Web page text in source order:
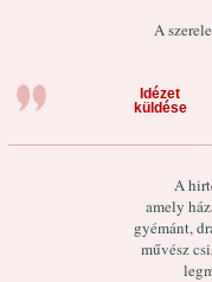
A
Idézet
küldése
A
amely
gyémánt,
művész